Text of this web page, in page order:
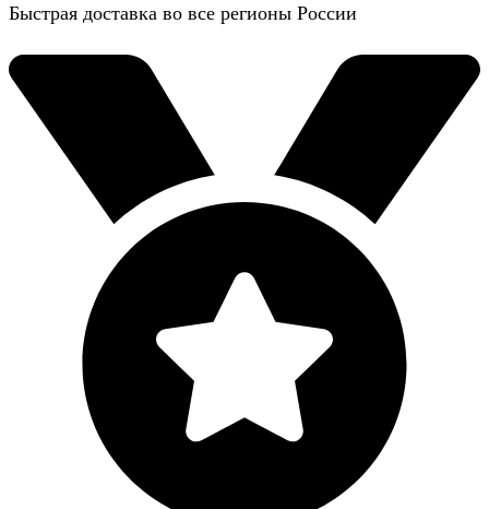
Быстрая доставка во все регионы России